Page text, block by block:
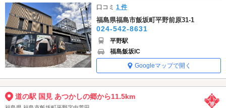
口コミ1 件
福島県福島市飯坂町平野前原31-1
024-542-8631
平野駅
福島飯坂IC
Googleマップで開く
道の駅 国見 あつかしの郷から11.5km